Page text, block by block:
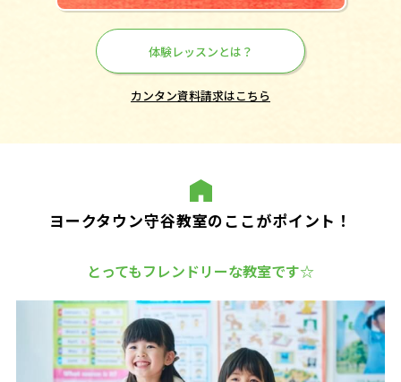
体験レッスンとは？
カンタン資料請求はこちら
ヨークタウン守谷教室のここがポイント！
とってもフレンドリーな教室です☆